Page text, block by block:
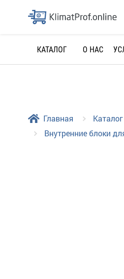
КАТАЛОГ О НАС
Главная Каталог
Внутренние блоки